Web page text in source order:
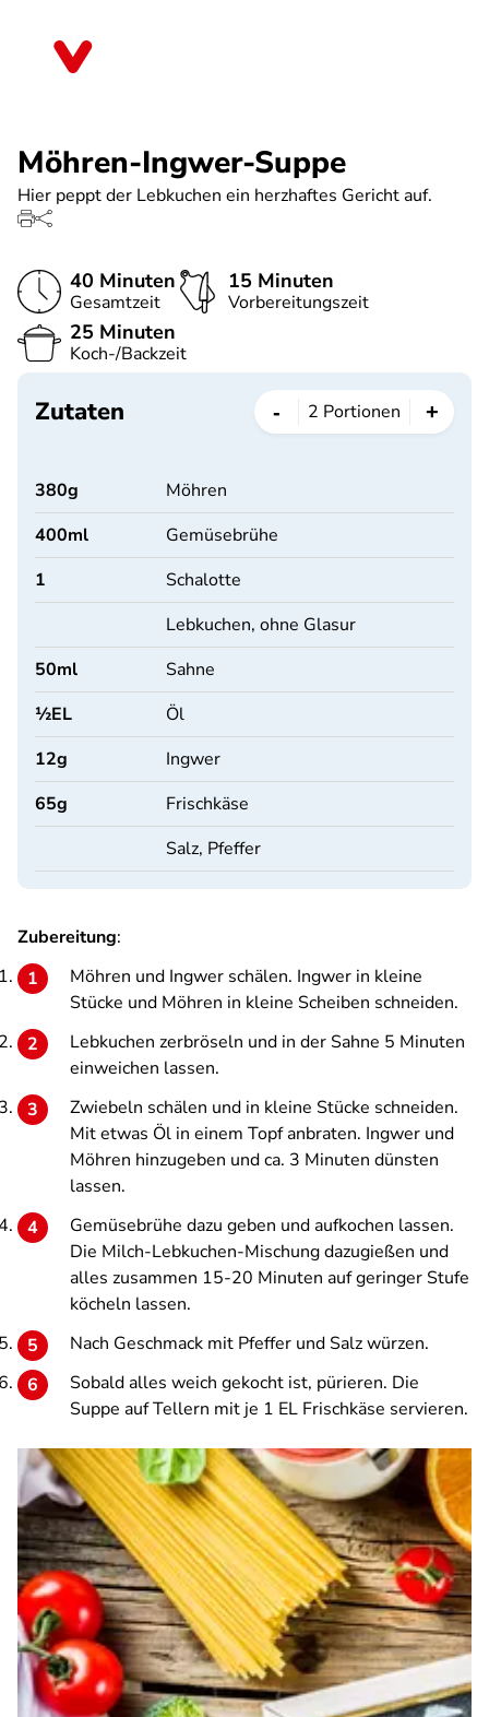
Möhren-Ingwer-Suppe
Hier peppt der Lebkuchen ein herzhaftes Gericht auf.
40 Minuten
Gesamtzeit
15 Minuten
Vorbereitungszeit
25 Minuten
Koch-/Backzeit
Zutaten - 2 Portionen +
380g
Möhren
400ml
Gemüsebrühe
1
Schalotte
Lebkuchen, ohne Glasur
50ml
Sahne
½EL
Öl
12g
Ingwer
65g
Frischkäse
Salz, Pfeffer
Zubereitung:
Möhren und Ingwer schälen. Ingwer in kleine
Stücke und Möhren in kleine Scheiben schneiden.
Lebkuchen zerbröseln und in der Sahne 5 Minuten
einweichen lassen.
Zwiebeln schälen und in kleine Stücke schneiden.
Mit etwas Öl in einem Topf anbraten. Ingwer und
Möhren hinzugeben und ca. 3 Minuten dünsten
lassen.
Gemüsebrühe dazu geben und aufkochen lassen.
Die Milch-Lebkuchen-Mischung dazugießen und
alles zusammen 15-20 Minuten auf geringer Stufe
köcheln lassen.
Nach Geschmack mit Pfeffer und Salz würzen.
Sobald alles weich gekocht ist, pürieren. Die
Suppe auf Tellern mit je 1 EL Frischkäse servieren.